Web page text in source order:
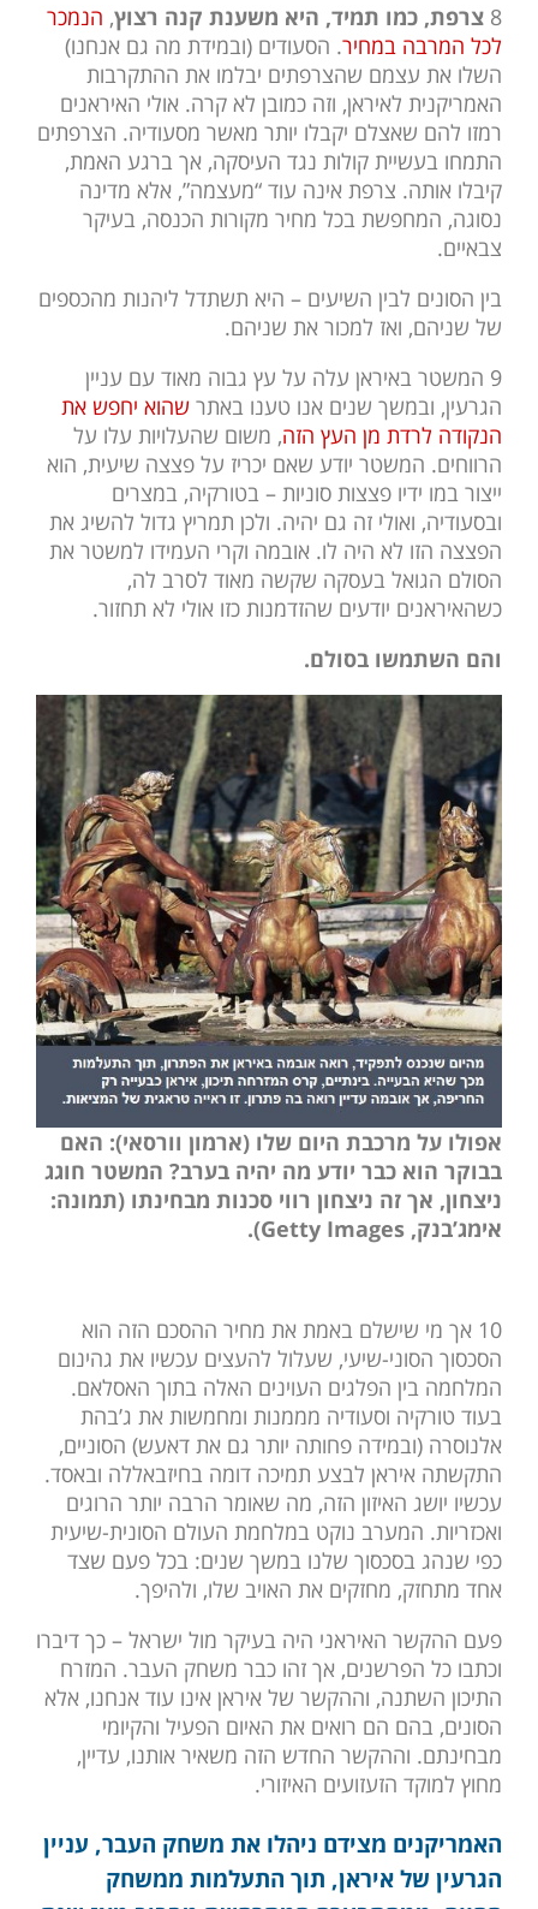
8 צרפת, כמו תמיד, היא משענת קנה רצוץ, הנמכר
לכל המרבה במחיר. הסעודים (ובמידת מה גם אנחנו)
השלו את עצמם שהצרפתים יבלמו את ההתקרבות
האמריקנית לאיראן, וזה כמובן לא קרה. אולי האיראנים
רמזו להם שאצלם יקבלו יותר מאשר מסעודיה. הצרפתים
התמחו בעשיית קולות נגד העיסקה, אך ברגע האמת,
קיבלו אותה. צרפת אינה עוד “מעצמה”, אלא מדינה
נסוגה, המחפשת בכל מחיר מקורות הכנסה, בעיקר
צבאיים.
בין הסונים לבין השיעים – היא תשתדל ליהנות מהכספים
של שניהם, ואז למכור את שניהם.
9 המשטר באיראן עלה על עץ גבוה מאוד עם עניין
הגרעין, ובמשך שנים אנו טענו באתר שהוא יחפש את
הנקודה לרדת מן העץ הזה, משום שהעלויות עלו על
הרווחים. המשטר יודע שאם יכריז על פצצה שיעית, הוא
ייצור במו ידיו פצצות סוניות – בטורקיה, במצרים
ובסעודיה, ואולי זה גם יהיה. ולכן תמריץ גדול להשיג את
הפצצה הזו לא היה לו. אובמה וקרי העמידו למשטר את
הסולם הגואל בעסקה שקשה מאוד לסרב לה,
כשהאיראנים יודעים שהזדמנות כזו אולי לא תחזור.
והם השתמשו בסולם.
אפולו על מרכבת היום שלו (ארמון וורסאי): האם
בבוקר הוא כבר יודע מה יהיה בערב? המשטר חוגג
ניצחון, אך זה ניצחון רווי סכנות מבחינתו (תמונה:
אימג’בנק, Getty Images).
10 אך מי שישלם באמת את מחיר ההסכם הזה הוא
הסכסוך הסוני-שיעי, שעלול להעצים עכשיו את גהינום
המלחמה בין הפלגים העוינים האלה בתוך האסלאם.
בעוד טורקיה וסעודיה מממנות ומחמשות את ג’בהת
אלנוסרה (ובמידה פחותה יותר גם את דאעש) הסוניים,
התקשתה איראן לבצע תמיכה דומה בחיזבאללה ובאסד.
עכשיו יושג האיזון הזה, מה שאומר הרבה יותר הרוגים
ואכזריות. המערב נוקט במלחמת העולם הסונית-שיעית
כפי שנהג בסכסוך שלנו במשך שנים: בכל פעם שצד
אחד מתחזק, מחזקים את האויב שלו, ולהיפך.
פעם ההקשר האיראני היה בעיקר מול ישראל – כך דיברו
וכתבו כל הפרשנים, אך זהו כבר משחק העבר. המזרח
התיכון השתנה, וההקשר של איראן אינו עוד אנחנו, אלא
הסונים, בהם הם רואים את האיום הפעיל והקיומי
מבחינתם. וההקשר החדש הזה משאיר אותנו, עדיין,
מחוץ למוקד הזעזועים האיזורי.
האמריקנים מצידם ניהלו את משחק העבר, עניין
הגרעין של איראן, תוך התעלמות ממשחק